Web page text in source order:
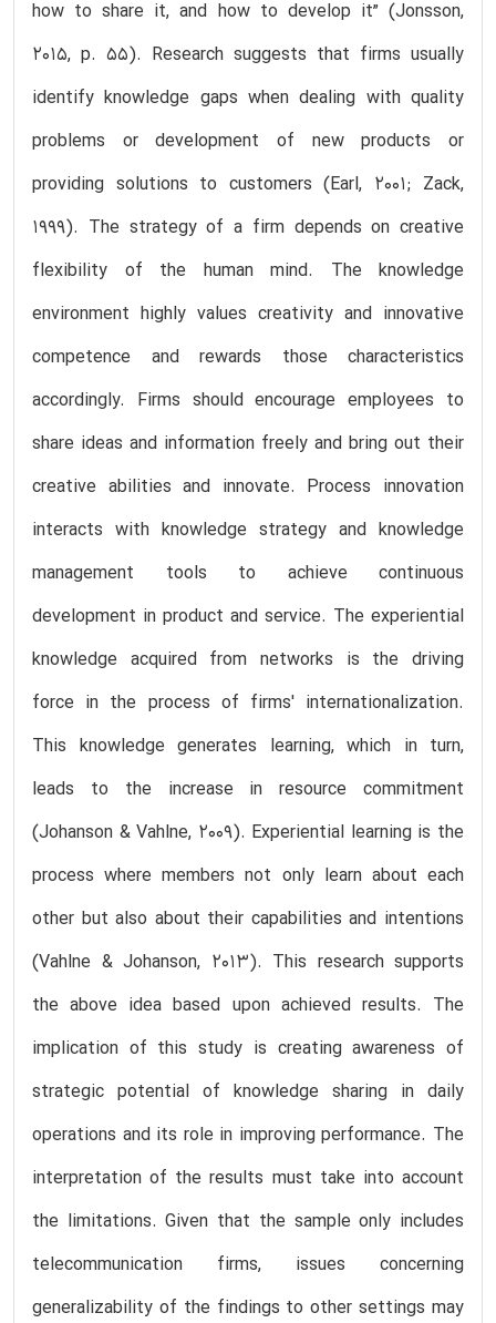
how to share it, and how to develop it” (Jonsson,
2015, p. 55). Research suggests that firms usually
identify knowledge gaps when dealing with quality
problems or development of new products or
providing solutions to customers (Earl, 2001; Zack,
1999). The strategy of a firm depends on creative
flexibility of the human mind. The knowledge
environment highly values creativity and innovative
competence and rewards those characteristics
accordingly. Firms should encourage employees to
share ideas and information freely and bring out their
creative abilities and innovate. Process innovation
interacts with knowledge strategy and knowledge
management tools to achieve continuous
development in product and service. The experiential
knowledge acquired from networks is the driving
force in the process of firms' internationalization.
This knowledge generates learning, which in turn,
leads to the increase in resource commitment
(Johanson & Vahlne, 2009). Experiential learning is the
process where members not only learn about each
other but also about their capabilities and intentions
(Vahlne & Johanson, 2013). This research supports
the above idea based upon achieved results. The
implication of this study is creating awareness of
strategic potential of knowledge sharing in daily
operations and its role in improving performance. The
interpretation of the results must take into account
the limitations. Given that the sample only includes
telecommunication firms, issues concerning
generalizability of the findings to other settings may